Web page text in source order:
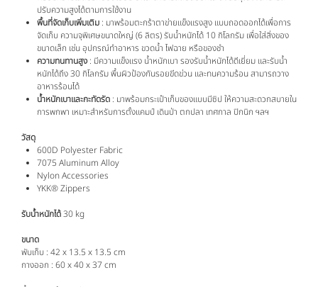
ปรับความสูงได้ตามการใช้งาน
พื้นที่จัดเก็บเพิ่มเติม: มาพร้อมตะกร้าตาข่ายแข็งแรงสูง แบบถอดออกได้เพื่อการ
จัดเก็บ ความจุพิเศษขนาดใหญ่ (6 ลิตร) รับน้ำหนักได้ 10 กิโลกรัม เพื่อใส่สิ่งของ
ขนาดเล็ก เช่น อุปกรณ์ทำอาหาร ขวดน้ำ ไฟฉาย หรือของชำ
ความทนทานสูง: มีความแข็งแรง น้ำหนักเบา รองรับน้ำหนักได้ดีเยี่ยม และรับน้ำ
หนักได้ถึง 30 กิโลกรัม พื้นผิวป้องกันรอยขีดข่วน และทนความร้อน สามารถวาง
อาหารร้อนได้
น้ำหนักเบาและกะทัดรัด: มาพร้อมกระเป๋าเก็บของแบบมีซิป ให้ความสะดวกสบายใน
การพกพา เหมาะสำหรับการตั้งแคมป์ เดินป่า ตกปลา เทศกาล ปิกนิก ฯลฯ
วัสดุ
600D Polyester Fabric
7075 Aluminum Alloy
Nylon Accessories
YKK® Zippers
รับน้ำหนักได้30 kg
ขนาด
พับเก็บ : 42 x 13.5 x 13.5 cm
กางออก : 60 x 40 x 37 cm